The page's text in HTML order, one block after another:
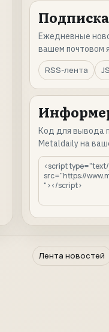
Подписка
Ежедневные
вашем почтовом
RSS-лента
Код для вывода
Metaldaily на
Лента новостей